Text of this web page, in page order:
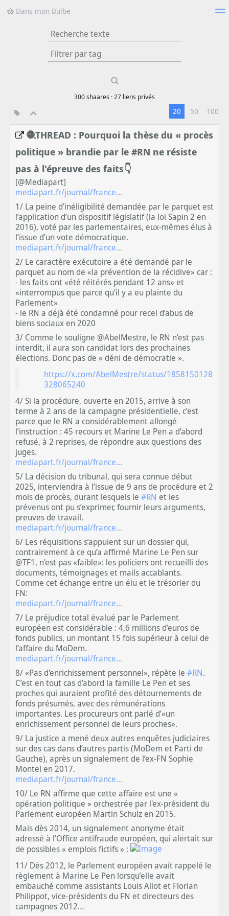
Dans mon Bulbe
Nuage de tags Mur d'images
results.
300shaares ·27liens privés
20 50 100
🧶THREAD : Pourquoi la thèse du « procès
politique » brandie par le #RN ne résiste
pas à l'épreuve des faits👇
[@Mediapart]
mediapart.fr/journal/france…
1/ La peine d’inéligibilité demandée par le parquet est
l’application d’un dispositif législatif (la loi Sapin 2 en
2016), voté par les parlementaires, eux-mêmes élus à
l’issue d’un vote démocratique.
mediapart.fr/journal/france…
2/ Le caractère exécutoire a été demandé par le
parquet au nom de «la prévention de la récidive» car :
- les faits ont «été réitérés pendant 12 ans» et
«interrompus que parce qu’il y a eu plainte du
Parlement»
- le RN a déjà été condamné pour recel d’abus de
biens sociaux en 2020
3/ Comme le souligne @AbelMestre, le RN n’est pas
interdit, il aura son candidat lors des prochaines
élections. Donc pas de « déni de démocratie ».
https://x.com/AbelMestre/status/1858150128
328065240
4/ Si la procédure, ouverte en 2015, arrive à son
terme à 2 ans de la campagne présidentielle, c’est
parce que le RN a considérablement allongé
l’instruction : 45 recours et Marine Le Pen a d’abord
refusé, à 2 reprises, de répondre aux questions des
juges.
mediapart.fr/journal/france…
5/ La décision du tribunal, qui sera connue début
2025, interviendra à l’issue de 9 ans de procédure et 2
mois de procès, durant lesquels le #RN et les
prévenus ont pu s’exprimer, fournir leurs arguments,
preuves de travail.
mediapart.fr/journal/france…
6/ Les réquisitions s’appuient sur un dossier qui,
contrairement à ce qu’a affirmé Marine Le Pen sur
@TF1, n'est pas «faible»: les policiers ont recueilli des
documents, témoignages et mails accablants.
Comme cet échange entre un élu et le trésorier du
FN:
mediapart.fr/journal/france…
7/ Le préjudice total évalué par le Parlement
européen est considérable : 4,6 millions d’euros de
fonds publics, un montant 15 fois supérieur à celui de
l’affaire du MoDem.
mediapart.fr/journal/france…
8/ «Pas d'enrichissement personnel», répète le #RN.
C’est en tout cas d’abord la famille Le Pen et ses
proches qui auraient profité des détournements de
fonds présumés, avec des rémunérations
importantes. Les procureurs ont parlé d’«un
enrichissement personnel de leurs proches».
9/ La justice a mené deux autres enquêtes judiciaires
sur des cas dans d’autres partis (MoDem et Parti de
Gauche), après un signalement de l’ex-FN Sophie
Montel en 2017.
mediapart.fr/journal/france…
10/ Le RN affirme que cette affaire est une «
opération politique » orchestrée par l'ex-président du
Parlement européen Martin Schulz en 2015.
Mais dès 2014, un signalement anonyme était
adressé à l’Office antifraude européen, qui alertait sur
de possibles « emplois fictifs » :
11/ Dès 2012, le Parlement européen avait rappelé le
règlement à Marine Le Pen lorsqu’elle avait
embauché comme assistants Louis Aliot et Florian
Philippot, vice-présidents du FN et directeurs des
campagnes 2012…